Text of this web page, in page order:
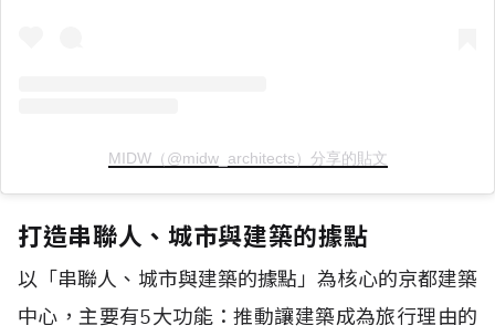
MIDW（@midw_architects）分享的貼文
打造串聯人、城市與建築的據點
以「串聯人、城市與建築的據點」為核心的京都建築
中心，主要有5大功能：推動讓建築成為旅行理由的